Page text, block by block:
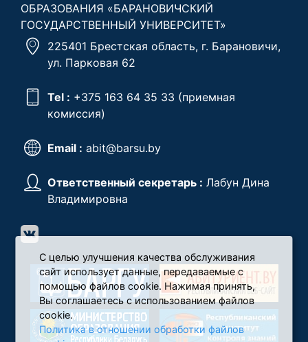
ОБРАЗОВАНИЯ «БАРАНОВИЧСКИЙ
ГОСУДАРСТВЕННЫЙ УНИВЕРСИТЕТ»
225401 Брестская область, г. Барановичи,
ул. Парковая 62
Tel : +375 163 64 35 33 (приемная
комиссия)
Email : abit@barsu.by
Ответственный секретарь : Лабун Дина
Владимировна
С целью улучшения качества обслуживания
сайт использует данные, передаваемые с
помощью файлов cookie. Нажимая принять,
Вы соглашаетесь с использованием файлов
cookie.
Политика в отношении обработки файлов